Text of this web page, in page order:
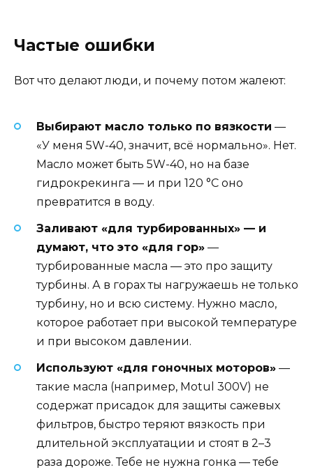
Частые ошибки
Вот что делают люди, и почему потом жалеют:
Выбирают масло только по вязкости —
«У меня 5W-40, значит, всё нормально». Нет.
Масло может быть 5W-40, но на базе
гидрокрекинга — и при 120 °C оно
превратится в воду.
Заливают «для турбированных» — и
думают, что это «для гор» —
турбированные масла — это про защиту
турбины. А в горах ты нагружаешь не только
турбину, но и всю систему. Нужно масло,
которое работает при высокой температуре
и при высоком давлении.
Используют «для гоночных моторов» —
такие масла (например, Motul 300V) не
содержат присадок для защиты сажевых
фильтров, быстро теряют вязкость при
длительной эксплуатации и стоят в 2–3
раза дороже. Тебе не нужна гонка — тебе